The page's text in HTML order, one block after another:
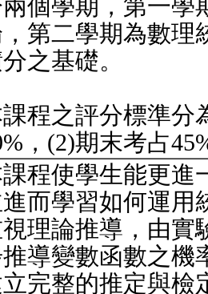
個學期，第一學
第二學期為數理
之基礎。
程之評分標準分
，(2)期末考占
程使學生能更進
而學習如何運用
理論推導，由實
導變數函數之機
完整的推定與